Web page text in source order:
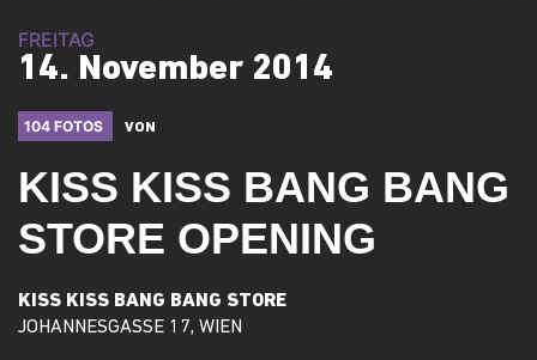
FREITAG
14. November 2014
104 FOTOS VON
KISS KISS BANG BANG
STORE OPENING
KISS KISS BANG BANG STORE
JOHANNESGASSE 17, WIEN